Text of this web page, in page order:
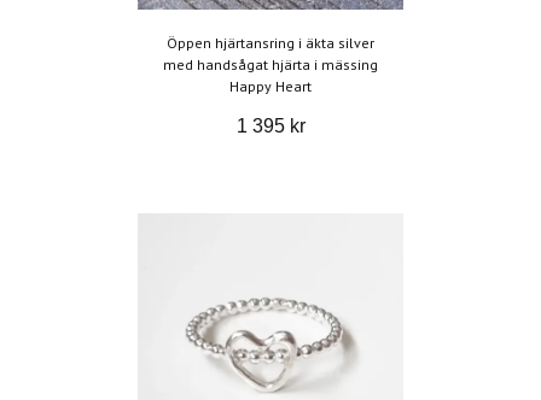
Öppen hjärtansring i äkta silver
med handsågat hjärta i mässing
Happy Heart
1 395 kr